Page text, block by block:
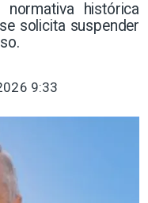
histórica
solicita suspender
9:33